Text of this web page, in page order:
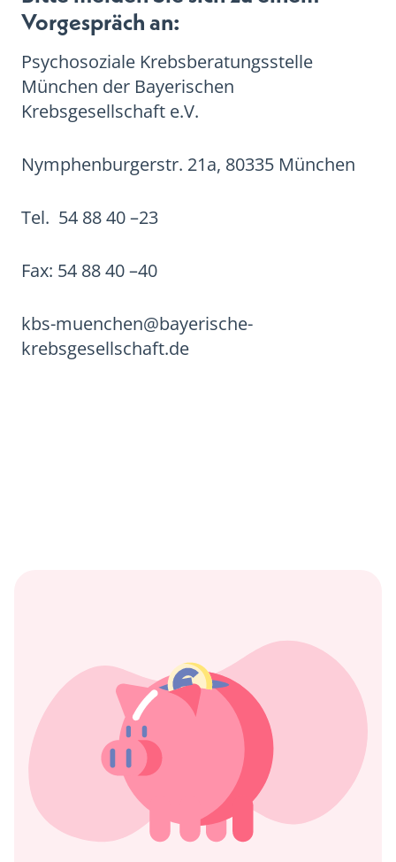
Vorgespräch an:
Psychosoziale Krebsberatungsstelle
München der Bayerischen
Krebsgesellschaft e.V.
Nymphenburgerstr. 21a, 80335 München
Tel. 54 88 40 –23
Fax: 54 88 40 –40
kbs-muenchen@bayerische-
krebsgesellschaft.de